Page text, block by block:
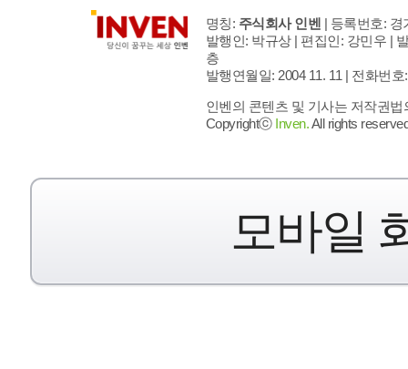
명칭: 주식회사 인벤 | 등록번호: 경
발행인: 박규상 | 편집인: 강민우 |
층
발행연월일: 2004 11. 11 | 전화번호
인벤의 콘텐츠 및 기사는 저작권
Copyrightⓒ Inven.All rights
모바일